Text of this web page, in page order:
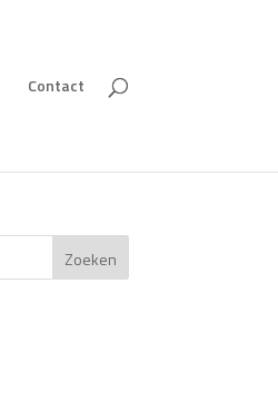
Contact
Zoeken